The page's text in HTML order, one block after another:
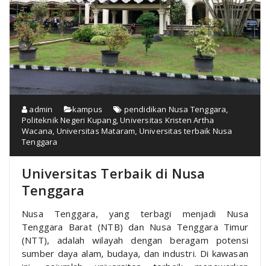
admin kampus pendidikan Nusa Tenggara,
Politeknik Negeri Kupang,Universitas Kristen Artha
Wacana, Universitas Mataram, Universitas terbaik Nusa
Tenggara
Universitas Terbaik di Nusa
Tenggara
Nusa Tenggara, yang terbagi menjadi Nusa
Tenggara Barat (NTB) dan Nusa Tenggara Timur
(NTT), adalah wilayah dengan beragam potensi
sumber daya alam, budaya, dan industri. Di kawasan